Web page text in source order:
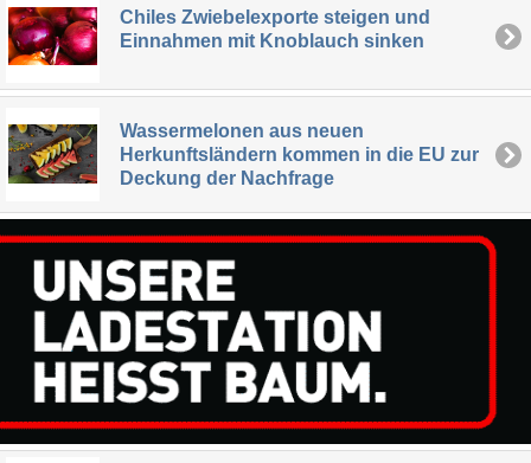
Chiles Zwiebelexporte steigen und
Einnahmen mit Knoblauch sinken
Wassermelonen aus neuen
Herkunftsländern kommen in die EU zur
Deckung der Nachfrage